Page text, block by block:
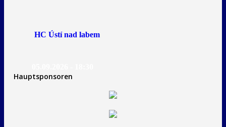
HC Ústí nad labem
Hauptsponsoren